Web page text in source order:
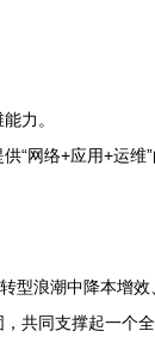
力。
网络+应用+运维”
型浪潮中降本增
共同支撑起一个